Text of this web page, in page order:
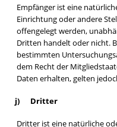
Empfänger ist eine
Einrichtung oder andere
offengelegt werden,
Dritten handelt oder nicht.
bestimmten
dem Recht der
Daten erhalten, gelten
j) Dritter
Dritter ist eine natürliche